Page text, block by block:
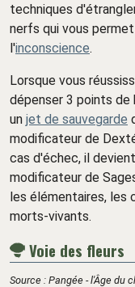
techniques
nerfs qui vous
l'inconscience.
Lorsque vous
dépenser 3 points de
un jet de sauvegarde
modificateur de
cas d'échec, il devient
modificateur de
les élémentaires, les
morts-vivants.
Voie des fleurs
Source : Pangée - l'Âge du